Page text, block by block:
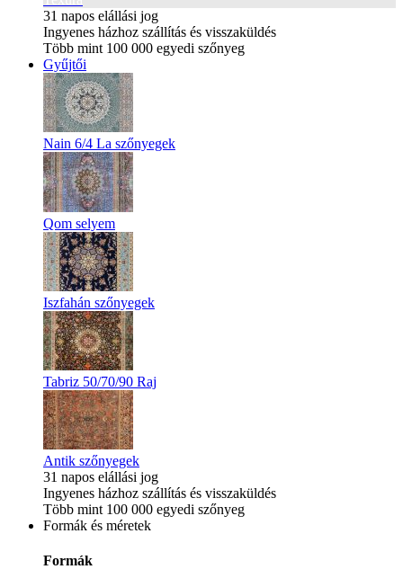
31 napos elállási jog
Ingyenes házhoz szállítás és visszaküldés
Több mint 100 000 egyedi szőnyeg
Gyűjtői
Nain 6/4 La szőnyegek
Qom selyem
Iszfahán szőnyegek
Tabriz 50/70/90 Raj
Antik szőnyegek
31 napos elállási jog
Ingyenes házhoz szállítás és visszaküldés
Több mint 100 000 egyedi szőnyeg
Formák és méretek
Formák